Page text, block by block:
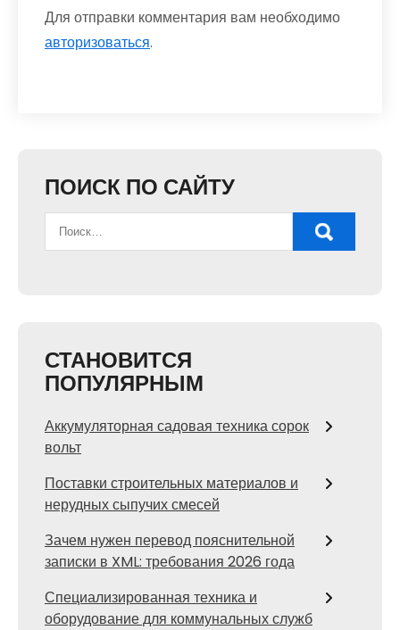
Для отправки комментария вам необходимо
авторизоваться.
ПОИСК ПО САЙТУ
СТАНОВИТСЯ
ПОПУЛЯРНЫМ
Аккумуляторная садовая техника сорок
вольт
Поставки строительных материалов и
нерудных сыпучих смесей
Зачем нужен перевод пояснительной
записки в XML: требования 2026 года
Специализированная техника и
оборудование для коммунальных служб